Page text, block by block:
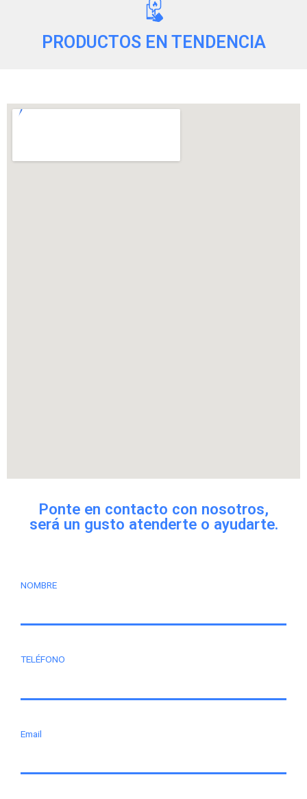
PRODUCTOS EN TENDENCIA
Ponte en contacto con nosotros,
será un gusto atenderte o ayudarte.
NOMBRE
TELÉFONO
Email